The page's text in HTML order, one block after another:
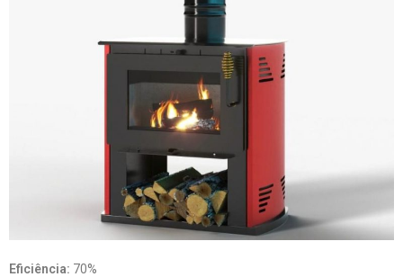
Eficiência: 70%